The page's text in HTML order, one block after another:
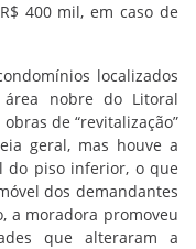
400 mil, em caso de
localizados
nobre do Litoral
de “revitalização”
geral, mas houve a
do piso inferior, o que
dos demandantes
a moradora promoveu
que alteraram a